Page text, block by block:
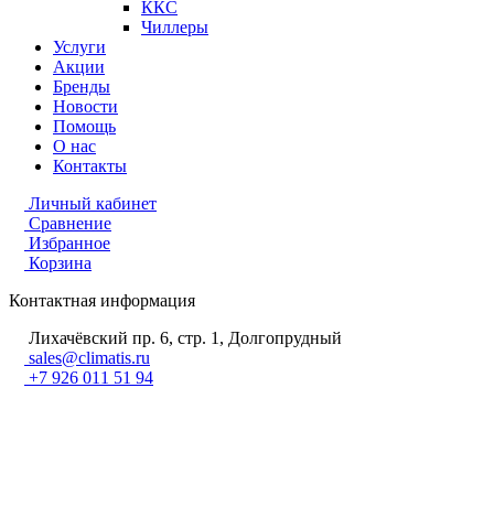
ККС
Чиллеры
Услуги
Акции
Бренды
Новости
Помощь
О нас
Контакты
Личный кабинет
Сравнение
Избранное
Корзина
Контактная информация
Лихачёвский пр. 6, стр. 1, Долгопрудный
sales@climatis.ru
+7 926 011 51 94